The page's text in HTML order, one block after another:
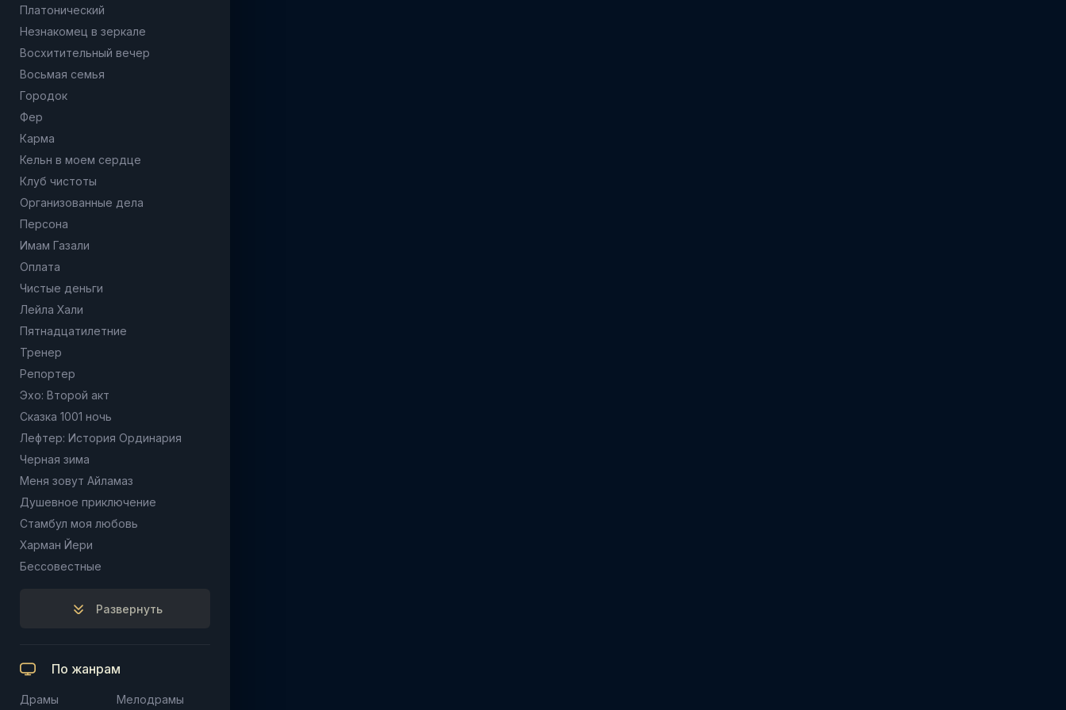
Платонический
Незнакомец в зеркале
Восхитительный вечер
Восьмая семья
Городок
Фер
Карма
Кельн в моем сердце
Клуб чистоты
Организованные дела
Персона
Имам Газали
Оплата
Чистые деньги
Лейла Хали
Пятнадцатилетние
Тренер
Репортер
Эхо: Второй акт
Сказка 1001 ночь
Лефтер: История Ординария
Черная зима
Меня зовут Айламаз
Душевное приключение
Стамбул моя любовь
Харман Йери
Бессовестные
Развернуть
По жанрам
Драмы Мелодрамы